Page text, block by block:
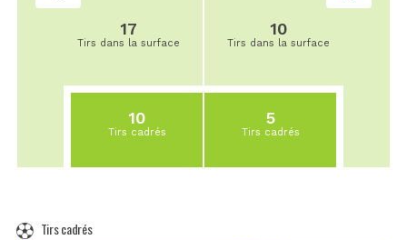
17
Tirs dans la surface
10
Tirs cadrés
10
Tirs dans la surface
5
Tirs cadrés
Tirs cadrés